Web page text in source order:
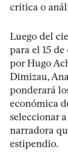
crítica o
Luego del
para el 15
por Hugo
Dimizau,
ponderará
económica
seleccionar
narradora
estipendio.